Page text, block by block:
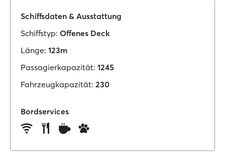
Schiffsdaten & Ausstattung
Schiffstyp: Offenes Deck
Länge: 123m
Passagierkapazität: 1245
Fahrzeugkapazität: 230
Bordservices